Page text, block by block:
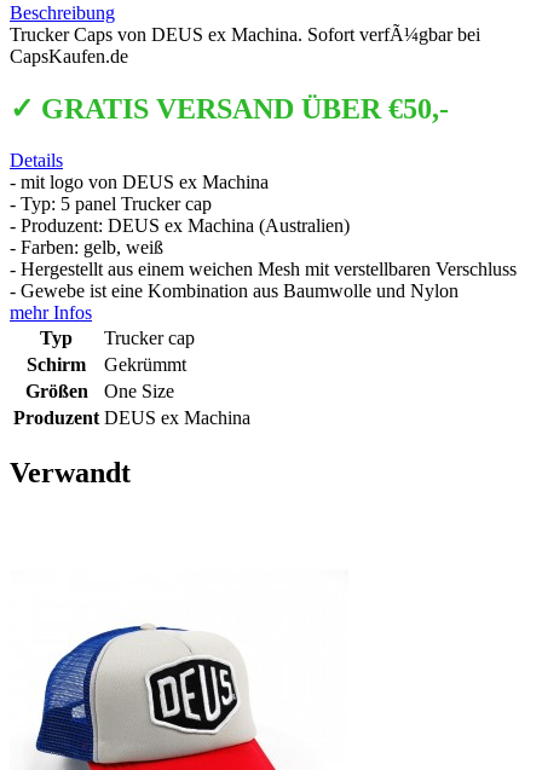
Beschreibung
Trucker Caps von DEUS ex Machina. Sofort verfÃ¼gbar bei
CapsKaufen.de
✓ GRATIS VERSAND ÜBER €50,-
Details
- mit logo von DEUS ex Machina
- Typ: 5 panel Trucker cap
- Produzent: DEUS ex Machina (Australien)
- Farben: gelb, weiß
- Hergestellt aus einem weichen Mesh mit verstellbaren Verschluss
- Gewebe ist eine Kombination aus Baumwolle und Nylon
mehr Infos
Typ
Trucker cap
Schirm
Gekrümmt
Größen
One Size
Produzent DEUS ex Machina
Verwandt